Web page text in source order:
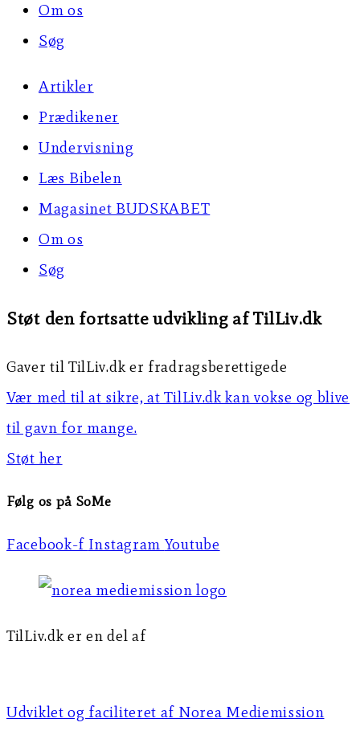
Om os
Søg
Artikler
Prædikener
Undervisning
Læs Bibelen
Magasinet BUDSKABET
Om os
Søg
Støt den fortsatte udvikling af TilLiv.dk
Gaver til TilLiv.dk er fradragsberettigede
Vær med til at sikre, at TilLiv.dk kan vokse og blive
til gavn for mange.
Støt her
Følg os på SoMe
Facebook-f Instagram Youtube
TilLiv.dk er en del af
Udviklet og faciliteret af Norea Mediemission​​